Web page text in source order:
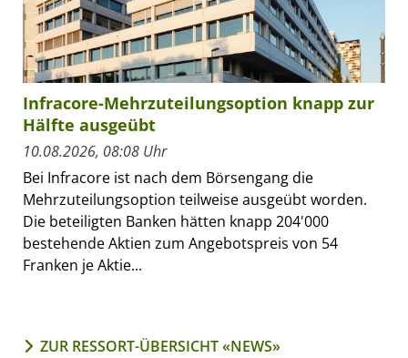
Infracore-Mehrzuteilungsoption knapp zur
Hälfte ausgeübt
10.08.2026, 08:08 Uhr
Bei Infracore ist nach dem Börsengang die
Mehrzuteilungsoption teilweise ausgeübt worden.
Die beteiligten Banken hätten knapp 204'000
bestehende Aktien zum Angebotspreis von 54
Franken je Aktie...
ZUR RESSORT-ÜBERSICHT «NEWS»